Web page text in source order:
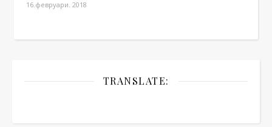
16.февруари. 2018
TRANSLATE: